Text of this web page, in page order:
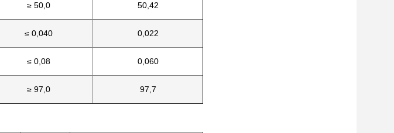
≥ 50,0 50,42
≤ 0,040 0,022
≤ 0,08 0,060
≥ 97,0 97,7